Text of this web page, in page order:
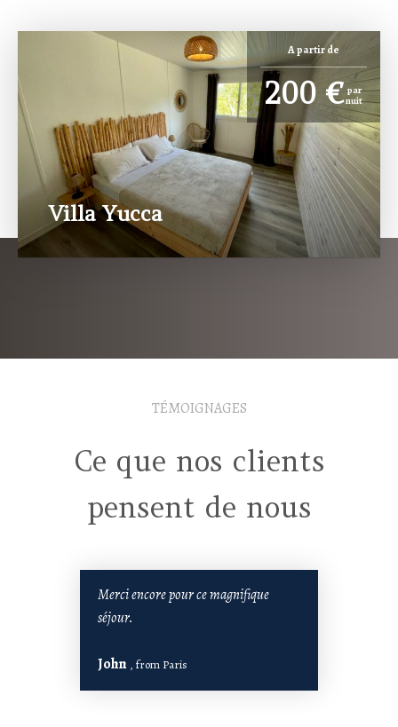
A partir de
200 € par
nuit
Villa Yucca
TÉMOIGNAGES
Ce que nos clients
pensent de nous
Merci encore pour ce magnifique
séjour.
John , from Paris